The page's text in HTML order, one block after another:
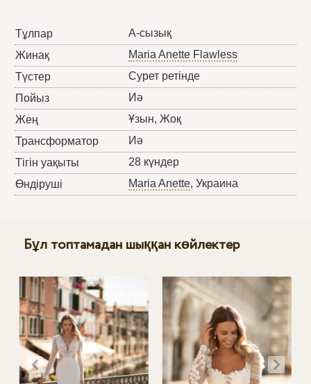
Тұлпар
А-сызық
Жинақ
Maria Anette Flawless
Түстер
Сурет ретінде
Пойыз
Иә
Жең
Ұзын, Жоқ
Трансформатор
Иә
Тігін уақыты
28 күндер
Өндіруші
Maria Anette, Украина
Бұл топтамадан шыққан көйлектер